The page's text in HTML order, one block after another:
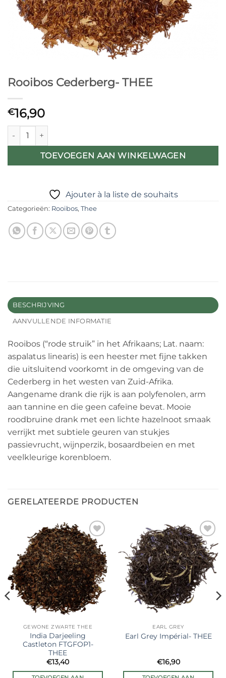
Rooibos Cederberg- THEE
€16,90
Rooibos Cederberg- THEE aantal
TOEVOEGEN AAN WINKELWAGEN
Ajouter à la liste de souhaits
Categorieën: Rooibos, Thee
BESCHRIJVING
AANVULLENDE INFORMATIE
Rooibos (“rode struik” in het Afrikaans; Lat. naam:
aspalatus linearis) is een heester met fijne takken
die uitsluitend voorkomt in de omgeving van de
Cederberg in het westen van Zuid-Afrika.
Aangename drank die rijk is aan polyfenolen, arm
aan tannine en die geen cafeïne bevat. Mooie
roodbruine drank met een lichte hazelnoot smaak
verrijkt met subtiele geuren van stukjes
passievrucht, wijnperzik, bosaardbeien en met
veelkleurige korenbloem.
GERELATEERDE PRODUCTEN
Ajouter
à la liste
de
souhaits
GEWONE ZWARTE THEE
India Darjeeling
Castleton FTGFOP1-
THEE
€13,40
Ajouter
à la liste
de
souhaits
EARL GREY
Earl Grey Impérial- THEE
€16,90